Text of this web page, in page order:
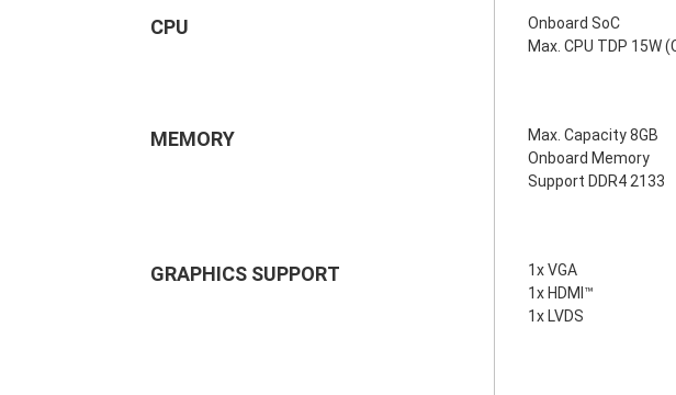
CPU
Onboard SoC
Max. CPU TDP 15W
MEMORY
Max. Capacity 8GB
Onboard Memory
Support DDR4 2133
GRAPHICS SUPPORT
1x VGA
1x HDMI™
1x LVDS